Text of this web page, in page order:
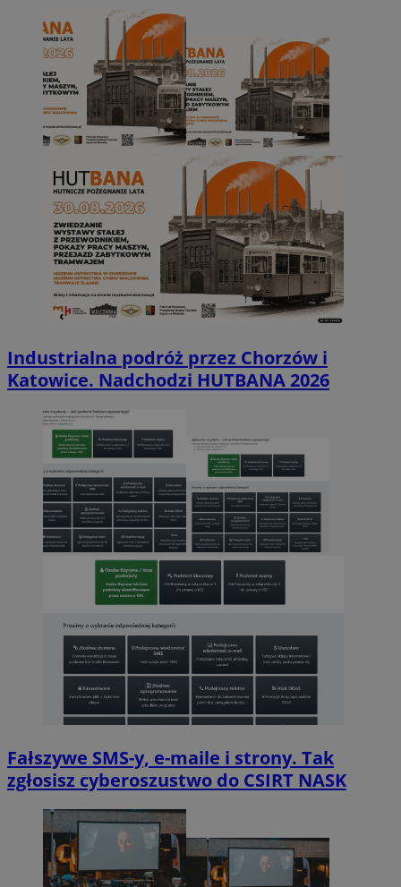
Industrialna podróż przez Chorzów i
Katowice. Nadchodzi HUTBANA 2026
Fałszywe SMS-y, e-maile i strony. Tak
zgłosisz cyberoszustwo do CSIRT NASK